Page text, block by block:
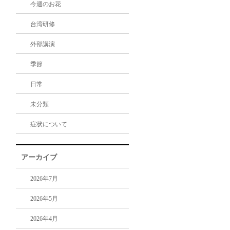
今週のお花
台湾研修
外部講演
季節
日常
未分類
症状について
アーカイブ
2026年7月
2026年5月
2026年4月